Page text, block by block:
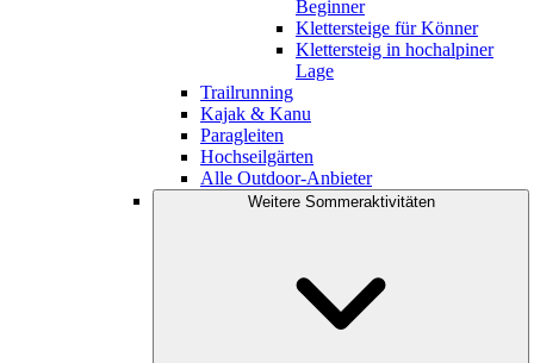
Beginner
Klettersteige für Könner
Klettersteig in hochalpiner
Lage
Trailrunning
Kajak & Kanu
Paragleiten
Hochseilgärten
Alle Outdoor-Anbieter
Weitere Sommeraktivitäten